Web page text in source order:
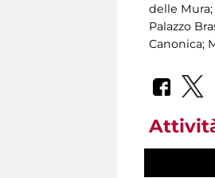
delle
Palazzo
Canonica;